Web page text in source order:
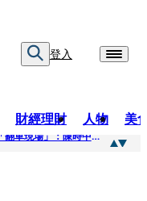
登入
財經理財 人物 美
慈濟買BNT遭詐10.6億！ 醫揭蔣萬安「翻車現場」：陳時中當年是阻止被騙